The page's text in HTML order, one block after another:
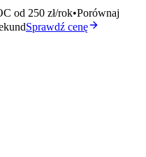
od 250 zł/rok•Porównaj
Sprawdź cenę